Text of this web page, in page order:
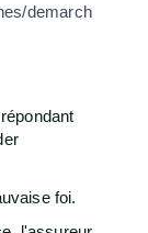
demarch
foi.